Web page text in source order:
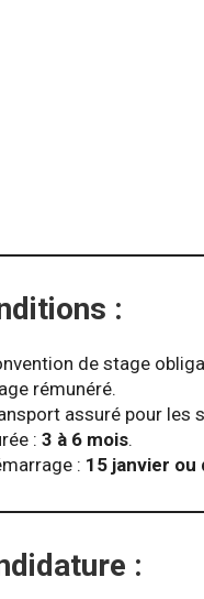
:
de stage
rémunéré.
assuré pour les
:3 à 6 mois.
: 15 janvier
: